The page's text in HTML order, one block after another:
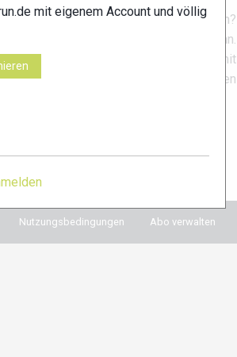
immer auf dem Laufenden bleiben?
melde dich für unseren Newsletter an.
der Saison erhältst du damit
die wichtigsten News und Themen
Nutzungsbedingungen Abo verwalten
mit eigenem Account und völlig